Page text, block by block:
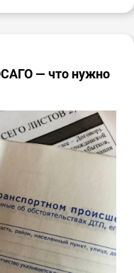
— что нужно